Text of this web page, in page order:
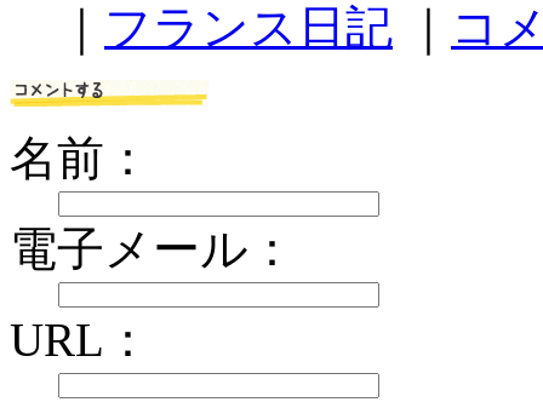
フランス日記 コ
名前：
電子メール：
URL：